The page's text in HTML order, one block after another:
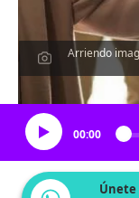
Arriendo
00:00
Únete